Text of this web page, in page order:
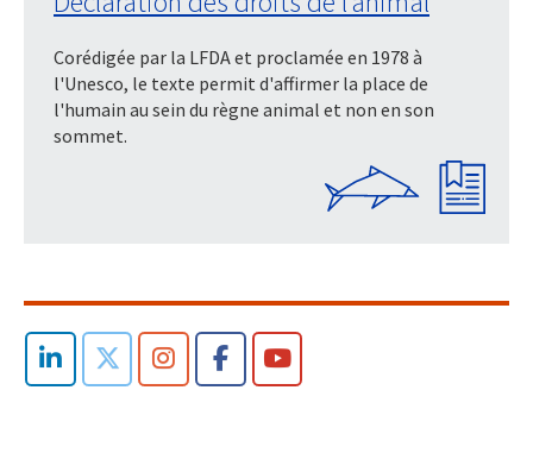
Corédigée par la LFDA et proclamée en 1978 à
l'Unesco, le texte permit d'affirmer la place de
l'humain au sein du règne animal et non en son
sommet.